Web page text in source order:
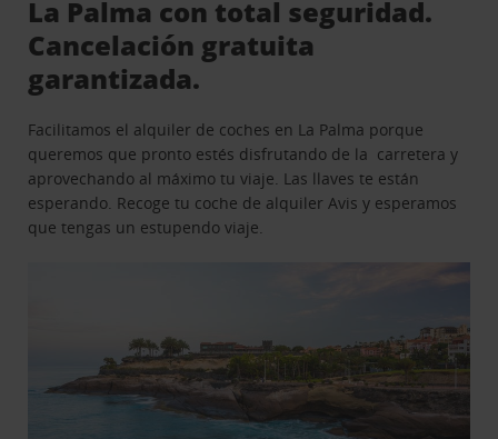
La Palma con total seguridad.
Cancelación gratuita
garantizada.
Facilitamos el alquiler de coches en La Palma porque
queremos que pronto estés disfrutando de la carretera y
aprovechando al máximo tu viaje. Las llaves te están
esperando. Recoge tu coche de alquiler Avis y esperamos
que tengas un estupendo viaje.